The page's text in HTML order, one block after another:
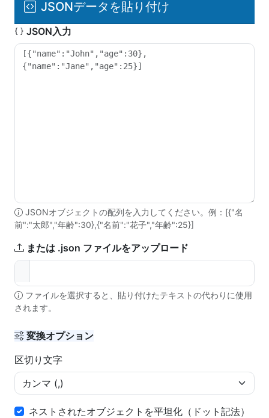
JSONデータを貼り付け
JSON入力
JSONオブジェクトの配列を入力してください。例：[{"名
前":"太郎","年齢":30},{"名前":"花子","年齢":25}]
または .json ファイルをアップロード
ファイルを選択すると、貼り付けたテキストの代わりに使用
されます。
変換オプション
区切り文字
ネストされたオブジェクトを平坦化（ドット記法）